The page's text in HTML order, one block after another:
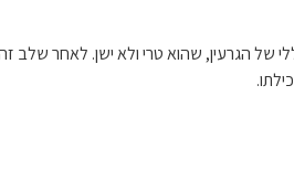
של הגרעין, שהוא טרי ולא ישן. לאחר